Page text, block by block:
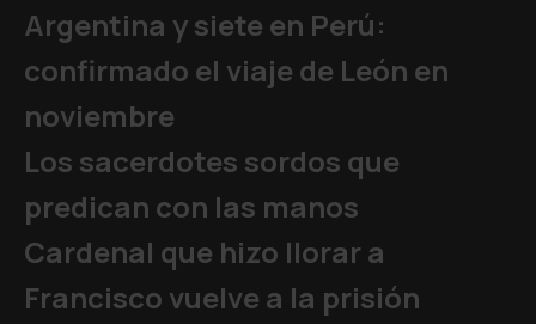
Argentina y siete en Perú:
confirmado el viaje de León en
noviembre
Los sacerdotes sordos que
predican con las manos
Cardenal que hizo llorar a
Francisco vuelve a la prisión